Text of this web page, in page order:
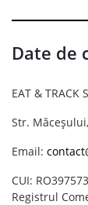
Date de
EAT & TRACK
Str.
Email:
CUI:
Registrul